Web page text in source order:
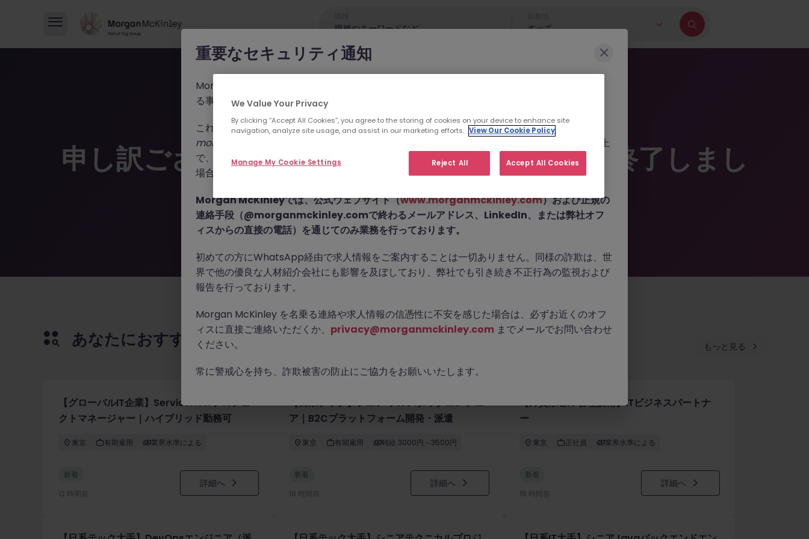
すべて
申し訳ございません。こちらの求人の掲載は終了しまし
た。
お探しの求人は掲載が終了しました。関連求人をご検討ください。
あなたにおすすめの求人 もっと見る
【グローバルIT企業】ServiceNowプロジェ
クトマネージャー｜ハイブリッド勤務可
東京 有期雇用 業界水準による
新着
12 時間前
詳細へ
【日系テック】シニア フルスタックエンジニ
ア｜B2Cプラットフォーム開発・派遣
東京 有期雇用 時給 3000円～3500円
新着
18 時間前
詳細へ
【外資系ビル管理技術】ITビジネスパートナ
ー
東京 正社員 業界水準による
新着
18 時間前
詳細へ
重要なセキュリティ通知
Morgan McKinleyのブランドやコンサルタントになりすまし、求職者を詐欺に巻き込もうとす
る事例が報告されています。
これらの詐欺行為では偽のウェブサイトやドメイン（例：morganmckinleyjob.com
morganmckinleyhire.com
）を使用し、虚偽のソーシャルメディアプロフィールを作成した上
で、WhatsApp などのメッセージアプリを通じて偽の求人情報を配信し、個人情報の提供や、
場合によっては前払い金を請求しています。
Morgan McKinleyでは、公式ウェブサイト（www.morganmckinley.com）および正規の
連絡手段（@morganmckinley.comで終わるメールアドレス、LinkedIn、または弊社オフ
ィスからの直接の電話）を通じてのみ業務を行っております。
初めての方にWhatsApp経由で求人情報をご案内することは一切ありません。同様の詐欺は、世
界で他の優良な人材紹介会社にも影響を及ぼしており、弊社でも引き続き不正行為の監視および
報告を行っております。
Morgan McKinley を名乗る連絡や求人情報の信憑性に不安を感じた場合は、必ずお近くのオフ
ィスに直接ご連絡いただくか、 privacy@morganmckinley.com までメールでお問い合わせ
ください。
常に警戒心を持ち、詐欺被害の防止にご協力をお願いいたします。
We Value Your Privacy
By clicking “Accept All Cookies”, you agree to the storing of cookies on your device to enhance site
navigation, analyze site usage, and assist in our marketing efforts. View Our Cookie Policy
Reject All Accept All Cookies
Manage My Cookie Settings